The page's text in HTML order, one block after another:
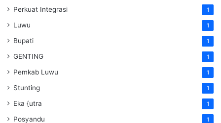
Perkuat Integrasi 1
Luwu 1
Bupati 1
GENTING 1
Pemkab Luwu 1
Stunting 1
Eka {utra 1
Posyandu 1